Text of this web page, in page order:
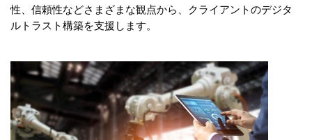
性、信頼性などさまざまな観点から、クライアントのデジタ
ルトラスト構築を支援します。